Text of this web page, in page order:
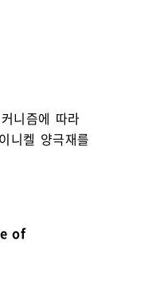
니즘에 따라
니켈 양극재를
of